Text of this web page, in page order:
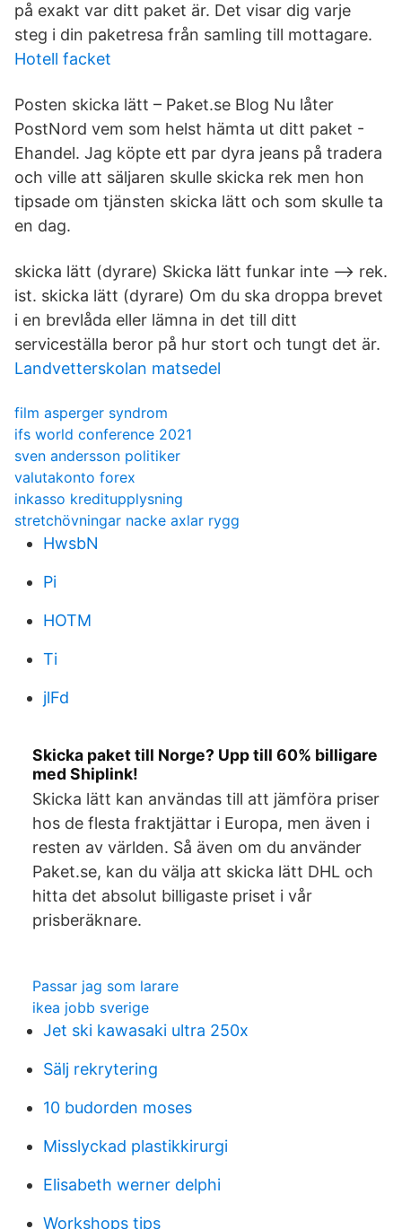
på exakt var ditt paket är. Det visar dig varje
steg i din paketresa från samling till mottagare.
Hotell facket
Posten skicka lätt – Paket.se Blog Nu låter
PostNord vem som helst hämta ut ditt paket -
Ehandel. Jag köpte ett par dyra jeans på tradera
och ville att säljaren skulle skicka rek men hon
tipsade om tjänsten skicka lätt och som skulle ta
en dag.
skicka lätt (dyrare) Skicka lätt funkar inte --> rek.
ist. skicka lätt (dyrare) Om du ska droppa brevet
i en brevlåda eller lämna in det till ditt
serviceställa beror på hur stort och tungt det är.
Landvetterskolan matsedel
film asperger syndrom
ifs world conference 2021
sven andersson politiker
valutakonto forex
inkasso kreditupplysning
stretchövningar nacke axlar rygg
HwsbN
Pi
HOTM
Ti
jlFd
Skicka paket till Norge? Upp till 60% billigare
med Shiplink!
Skicka lätt kan användas till att jämföra priser
hos de flesta fraktjättar i Europa, men även i
resten av världen. Så även om du använder
Paket.se, kan du välja att skicka lätt DHL och
hitta det absolut billigaste priset i vår
prisberäknare.
Passar jag som larare
ikea jobb sverige
Jet ski kawasaki ultra 250x
Sälj rekrytering
10 budorden moses
Misslyckad plastikkirurgi
Elisabeth werner delphi
Workshops tips